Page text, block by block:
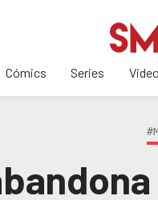
Cómics Series